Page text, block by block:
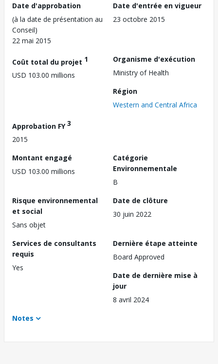
Date d'approbation
(à la date de présentation au
Conseil)
22 mai 2015
Date d'entrée en vigueur
23 octobre 2015
Coût total du projet 1
USD 103.00 millions
Organisme d'exécution
Ministry of Health
Région
Western and Central Africa
Approbation FY3
2015
Montant engagé
USD 103.00 millions
Catégorie
Environnementale
B
Risque environnemental
et social
Sans objet
Date de clôture
30 juin 2022
Services de consultants
requis
Yes
Dernière étape atteinte
Board Approved
Date de dernière mise à
jour
8 avril 2024
Notes